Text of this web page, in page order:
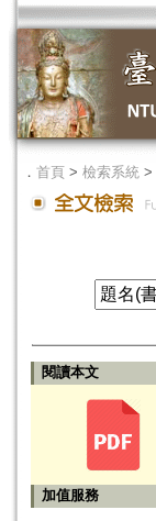
． 首頁 > 檢索系統 >
閱讀本文
加值服務